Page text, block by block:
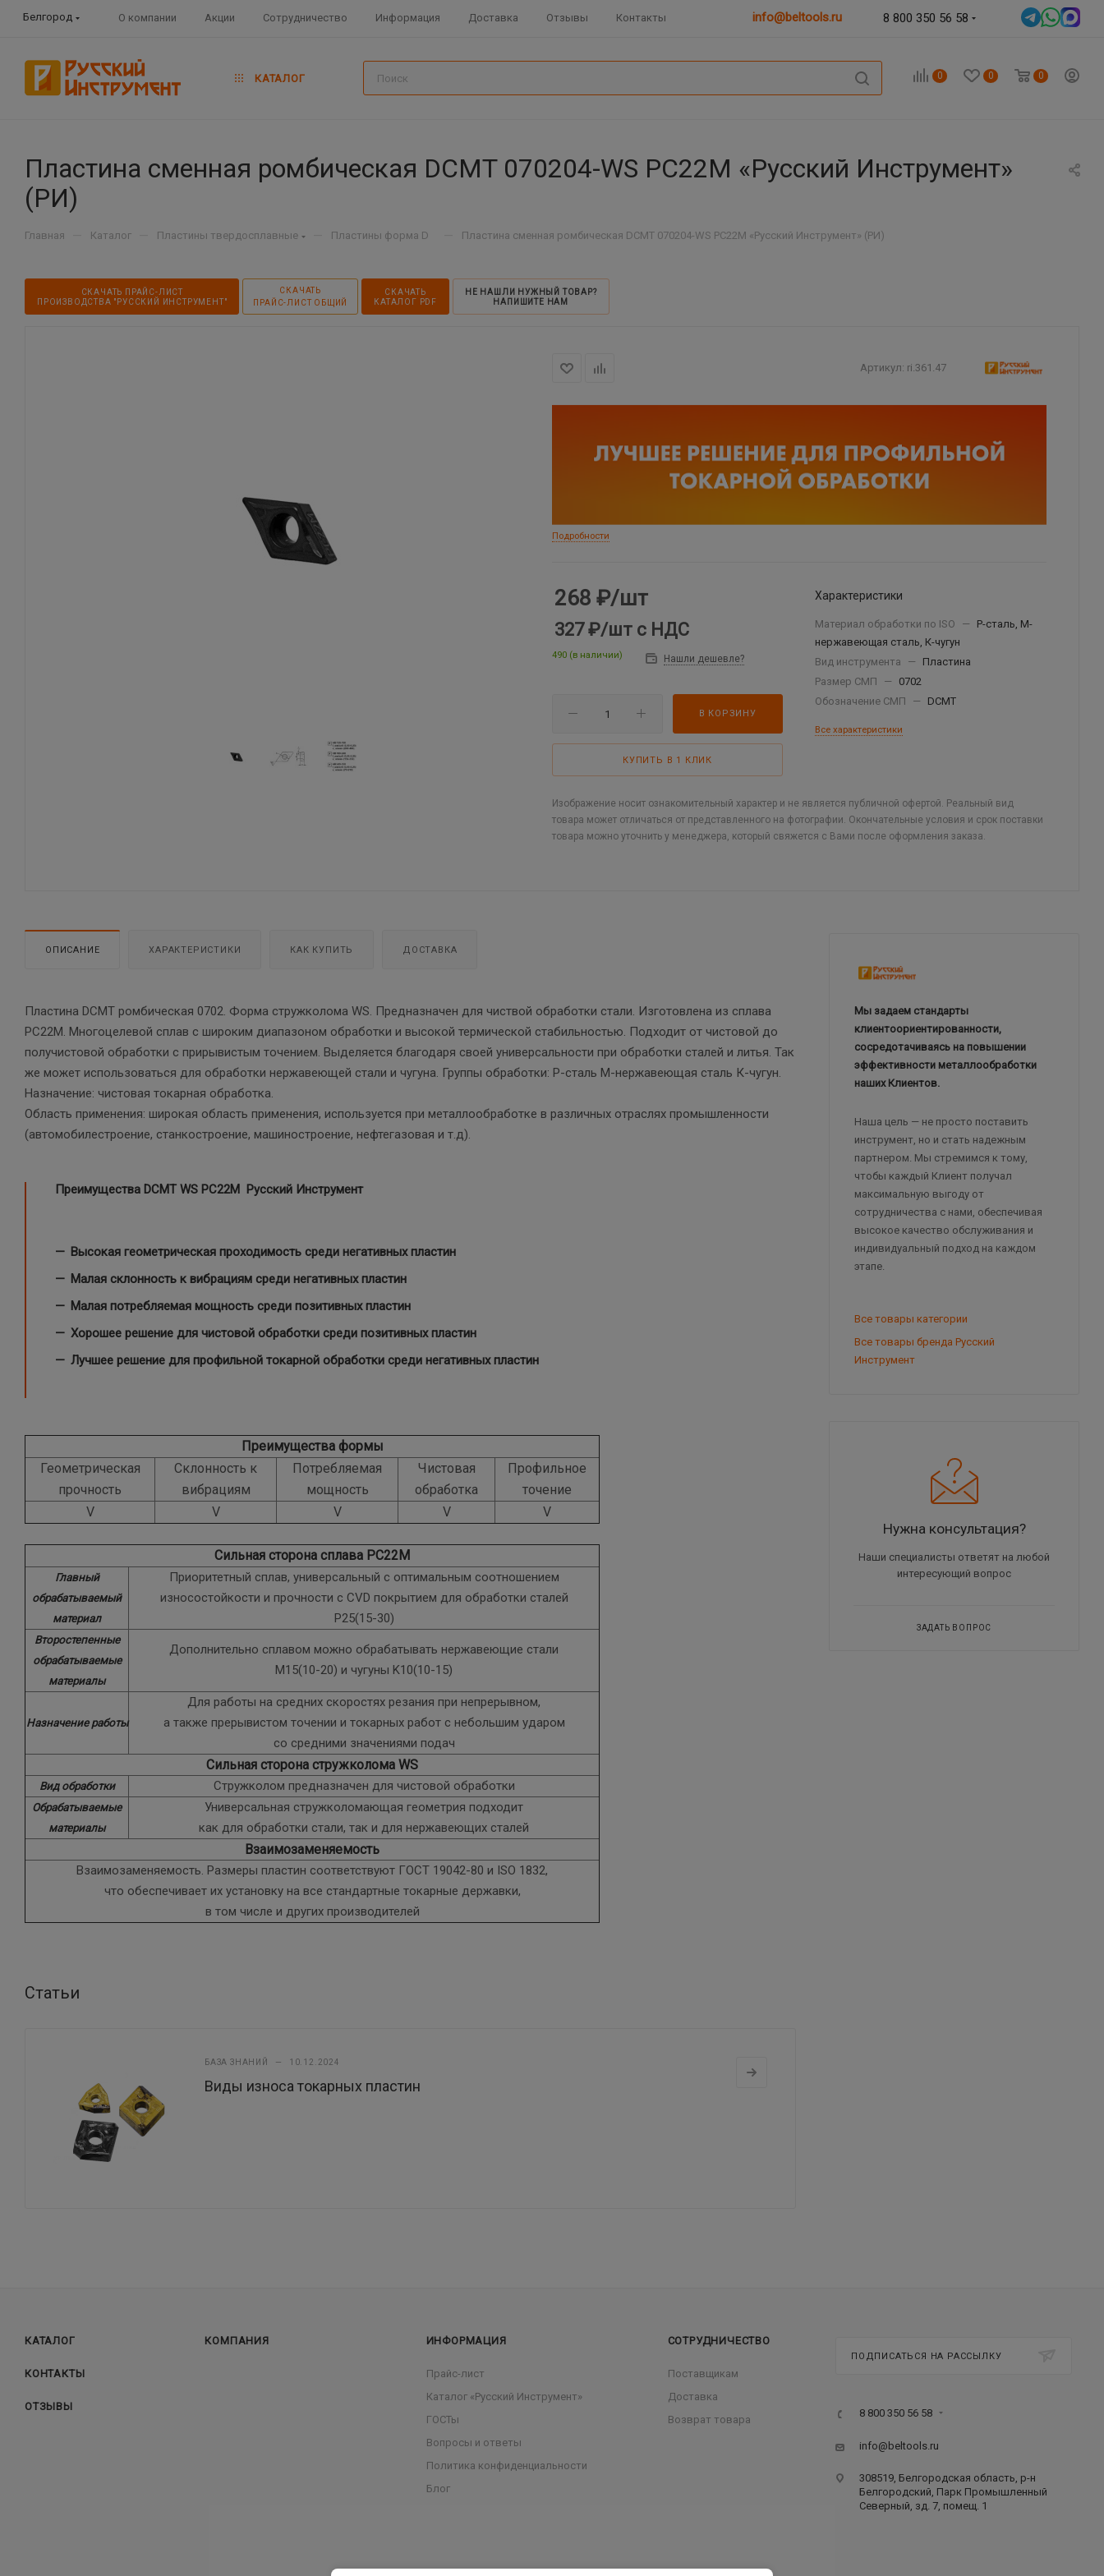
Белгород О компании Акции Сотрудничество Информация Доставка Отзывы Контакты info@beltools.ru 8 800 350 56 58
КАТАЛОГ 0 0 0
Пластина сменная ромбическая DCMT 070204-WS PC22M «Русский Инструмент»
(РИ)
Главная Каталог Пластины твердосплавные Пластины форма D Пластина сменная ромбическая DCMT 070204-WS PC22M «Русский Инструмент» (РИ)
СКАЧАТЬ ПРАЙС-ЛИСТ
ПРОИЗВОДСТВА "РУССКИЙ ИНСТРУМЕНТ"
СКАЧАТЬ
ПРАЙС-ЛИСТ ОБЩИЙ
СКАЧАТЬ
КАТАЛОГ PDF
НЕ НАШЛИ НУЖНЫЙ ТОВАР?
НАПИШИТЕ НАМ
Артикул: ri.361.47
Подробности
268 ₽/шт
327 ₽/шт с НДС
490 (в наличии) Нашли дешевле?
В КОРЗИНУ
КУПИТЬ В 1 КЛИК
Характеристики
Материал обработки по ISO —
P-сталь, М-
нержавеющая сталь, К-чугун
Вид инструмента
—
Пластина
Размер СМП
—
0702
Обозначение СМП
— DCMT
Все характеристики
Изображение носит ознакомительный характер и не является публичной офертой. Реальный вид
товара может отличаться от представленного на фотографии. Окончательные условия и срок поставки
товара можно уточнить у менеджера, который свяжется с Вами после оформления заказа.
ОПИСАНИЕ ХАРАКТЕРИСТИКИ КАК КУПИТЬ ДОСТАВКА
Пластина DCMT ромбическая 0702. Форма стружколома WS. Предназначен для чиствой обработки стали. Изготовлена из сплава
PC22M. Многоцелевой сплав с широким диапазоном обработки и высокой термической стабильностью. Подходит от чистовой до
получистовой обработки с прирывистым точением. Выделяется благодаря своей универсальности при обработки сталей и литья. Так
же может использоваться для обработки нержавеющей стали и чугуна. Группы обработки: P-сталь М-нержавеющая сталь К-чугун.
Назначение: чистовая токарная обработка.
Область применения: широкая область применения, используется при металлообработке в различных отраслях промышленности
(автомобилестроение, станкостроение, машиностроение, нефтегазовая и т.д).
Преимущества DCMT WS PC22M Русский Инструмент
Высокая геометрическая проходимость среди негативных пластин
Малая склонность к вибрациям среди негативных пластин
Малая потребляемая мощность среди позитивных пластин
Хорошее решение для чистовой обработки среди позитивных пластин
Лучшее решение для профильной токарной обработки среди негативных пластин
Преимущества формы
Геометрическая
прочность
Склонность к
вибрациям
Потребляемая
мощность
Чистовая
обработка
Профильное
точение
V
V V V V
Сильная сторона сплава PC22M
Главный
обрабатываемый
материал
Приоритетный сплав, универсальный с оптимальным соотношением
износостойкости и прочности с CVD покрытием для обработки сталей
P25(15-30)
Второстепенные
обрабатываемые
материалы
Дополнительно сплавом можно обрабатывать нержавеющие стали
M15(10-20) и чугуны K10(10-15)
Назначение работы
Для работы на средних скоростях резания при непрерывном,
а также прерывистом точении и токарных работ с небольшим ударом
со средними значениями подач
Сильная сторона стружколома WS
Вид обработки Стружколом предназначен для чистовой обработки
Обрабатываемые
материалы
Универсальная стружколомающая геометрия подходит
как для обработки стали, так и для нержавеющих сталей
Взаимозаменяемость
Взаимозаменяемость. Размеры пластин соответствуют ГОСТ 19042-80 и ISO 1832,
что обеспечивает их установку на все стандартные токарные державки,
в том числе и других производителей
Статьи
БАЗА ЗНАНИЙ — 10.12.2024
Виды износа токарных пластин
Мы задаем стандарты
клиентоориентированности,
сосредотачиваясь на повышении
эффективности металлообработки
наших Клиентов.
Наша цель — не просто поставить
инструмент, но и стать надежным
партнером. Мы стремимся к тому,
чтобы каждый Клиент получал
максимальную выгоду от
сотрудничества с нами, обеспечивая
высокое качество обслуживания и
индивидуальный подход на каждом
этапе.
Все товары категории
Все товары бренда Русский
Инструмент
Нужна консультация?
Наши специалисты ответят на любой
интересующий вопрос
ЗАДАТЬ ВОПРОС
КАТАЛОГ
КОНТАКТЫ
ОТЗЫВЫ
КОМПАНИЯ ИНФОРМАЦИЯ
Прайс-лист
Каталог «Русский Инструмент»
ГОСТы
Вопросы и ответы
Политика конфиденциальности
Блог
СОТРУДНИЧЕСТВО
Поставщикам
Доставка
Возврат товара
ПОДПИСАТЬСЯ НА РАССЫЛКУ
8 800 350 56 58
info@beltools.ru
308519, Белгородская область, р-н
Белгородский, Парк Промышленный
Северный, зд. 7, помещ. 1